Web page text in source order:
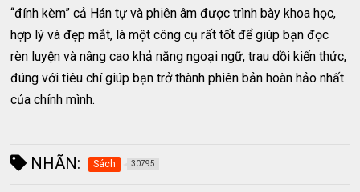
“đính kèm” cả Hán tự và phiên âm được trình bày khoa học,
hợp lý và đẹp mắt, là một công cụ rất tốt để giúp bạn đọc
rèn luyện và nâng cao khả năng ngoại ngữ, trau dồi kiến thức,
đúng với tiêu chí giúp bạn trở thành phiên bản hoàn hảo nhất
của chính mình.
NHÃN: Sách 30795